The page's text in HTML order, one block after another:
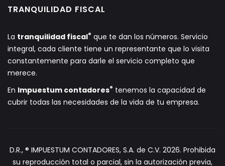
TRANQUILIDAD FISCAL
La tranquilidad fiscal® que te dan los números. Servicio
integral, cada cliente tiene un representante que lo visita
constantemente para darle el servicio completo que
merece.
En Impuestum contadores® tenemos la capacidad de
cubrir todas las necesidades de la vida de tu empresa.
D.R., ® IMPUESTUM CONTADORES, S.A. de C.V. 2026. Prohibida
su reproducción total o parcial, sin la autorización previa,